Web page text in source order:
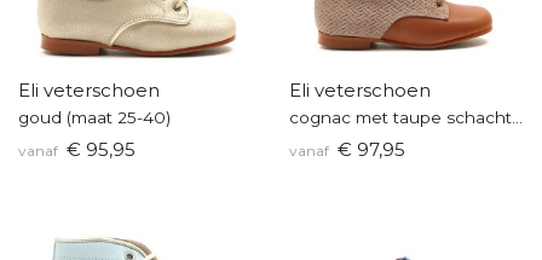
Eli veterschoen
goud (maat 25-40)
vanaf € 95,95
Eli veterschoen
vanaf € 97,95